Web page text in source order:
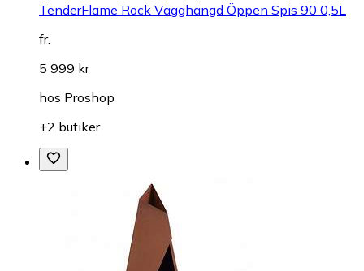
TenderFlame Rock Vägghängd Öppen Spis 90 0,5L
fr.
5 999 kr
hos Proshop
+2 butiker